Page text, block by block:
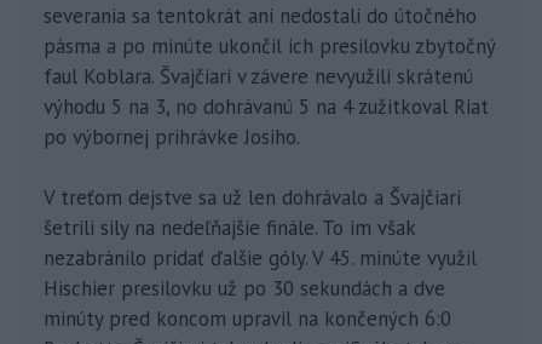
severania sa tentokrát ani nedostali do útočného
pásma a po minúte ukončil ich presilovku zbytočný
faul Koblara. Švajčiari v závere nevyužili skrátenú
výhodu 5 na 3, no dohrávanú 5 na 4 zužitkoval Riat
po výbornej prihrávke Josiho.
V treťom dejstve sa už len dohrávalo a Švajčiari
šetrili sily na nedeľňajšie finále. To im však
nezabránilo pridať ďalšie góly. V 45. minúte využil
Hischier presilovku už po 30 sekundách a dve
minúty pred koncom upravil na končených 6:0